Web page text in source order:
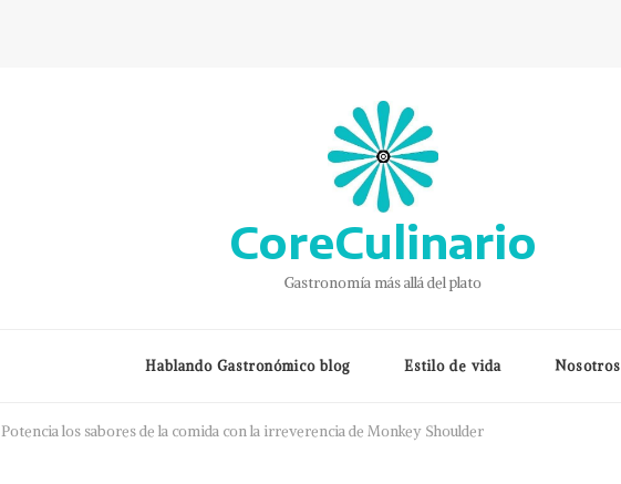
CoreCulinario
Gastronomía más allá del plato
Hablando Gastronómico blog Estilo de vida Nosotros
Potencia los sabores de la comida con la irreverencia de Monkey Shoulder